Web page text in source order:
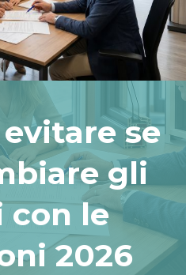
se
gli
con le
2026